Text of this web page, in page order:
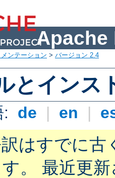
Apache
メンテーション > バージョン 2.4
とインス
de | en |
はすでに古
。 最近更